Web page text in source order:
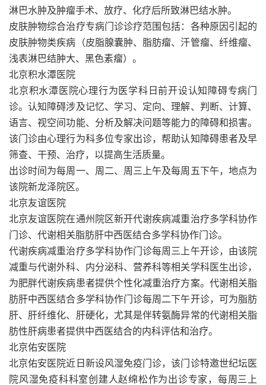
淋巴水肿及肿瘤手术、放疗、化疗后所致淋巴结水肿。
皮肤肿物综合治疗专病门诊诊疗范围包括：各种原因引起的
皮肤肿物类疾病（皮脂腺囊肿、脂肪瘤、汗管瘤、纤维瘤、
浅表淋巴结肿大、黑色素瘤）。
北京积水潭医院
北京积水潭医院心理行为医学科日前开设认知障碍专病门
诊。认知障碍涉及记忆、学习、定向、理解、判断、计算、
语言、视空间功能、分析及解决问题等能力的障碍和损害。
该门诊由心理行为科多位专家出诊，帮助认知障碍患者及早
筛查、干预、治疗，以提高生活质量。
出诊时间为每周一、周二、周三上午及每周五下午，地点为
该院新龙泽院区。
北京友谊医院
北京友谊医院在通州院区新开代谢疾病减重治疗多学科协作
门诊、代谢相关脂肪肝中西医结合多学科协作门诊。
代谢疾病减重治疗多学科协作门诊每周三上午开诊，由该院
减重与代谢外科、内分泌科、营养科等相关学科医生出诊，
为肥胖代谢疾病患者提供个性化减重治疗方案。代谢相关脂
肪肝中西医结合多学科协作门诊每周二下午开诊，可为脂肪
肝、肝纤维化、肝硬化，尤其是伴转氨酶异常的代谢相关脂
肪性肝病患者提供中西医结合的内科评估和治疗。
北京佑安医院
北京佑安医院近日新设风湿免疫门诊，该门诊特邀世纪坛医
院风湿免疫科科室创建人赵绵松作为出诊专家，每周三上